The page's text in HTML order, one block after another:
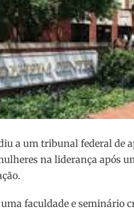
a um tribunal federal de
na liderança após
faculdade e seminário